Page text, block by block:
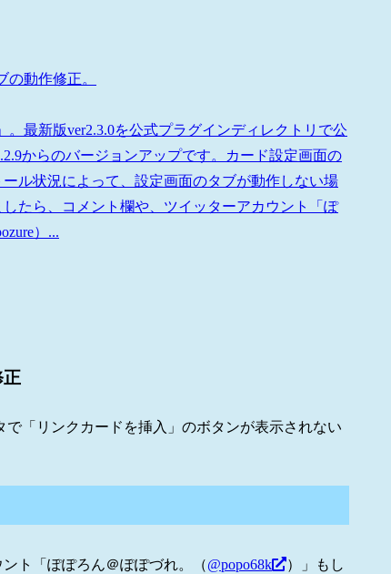
動作修正。
。最新版ver2.3.0を公式プラグインディレクトリで公
からのバージョンアップです。カード設定画面の
ル状況によって、設定画面のタブが動作しない場
たら、コメント欄や、ツイッターアカウント「ぽ
）...
正
「リンクカードを挿入」のボタンが表示されない
ト「ぽぽろん＠ぽぽづれ。（@popo68k
）」もし